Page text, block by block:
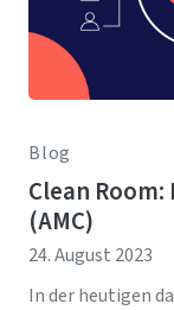
Blog
Clean
(AMC)
24. August 2023
In der heutigen